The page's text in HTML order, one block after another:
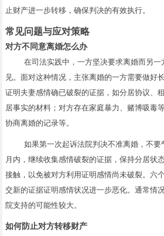
止财产进一步转移，确保判决的有效执行。
常见问题与应对策略
对方不同意离婚怎么办
在司法实践中，一方坚决要求离婚而另
见。面对这种情况，主张离婚的一方需要做好
证明夫妻感情确已破裂的证据，如分居协议、
居事实的材料；对方存在家庭暴力、赌博吸毒
协商离婚的记录等。
如果第一次起诉法院判决不准离婚，不
月内，继续收集感情破裂的证据，保持分居状
接触，以免被对方利用证明感情尚未破裂。六
交新的证据证明感情状况进一步恶化。通常情
院支持的可能性较大。
如何防止对方转移财产